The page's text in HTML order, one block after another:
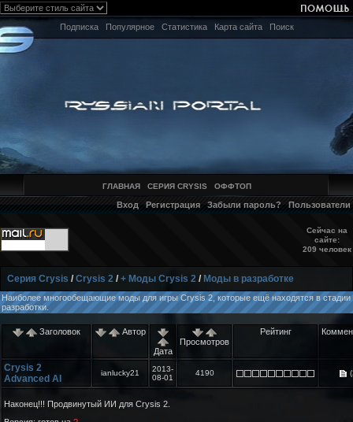
Подписка Популярное Статистика Карта сайта Поиск
ГЛАВНАЯ СЕРИЯ CRYSIS ОФФТОП
Вход Регистрация Забыли пароль? Пользователи
Сейчас на
сайте:
209 человек
Серия Crysis /Crysis 2 /+ Моды Crysis 2 / Моды в разработке
Наиболее многообещающие моды для игры Crysis 2, которые ещё находятся в стадии
разработки.
Заголовок Автор
Дата
Просмотров
Рейтинг
Crysis 2
Advanced AI
ianlucky21
2013-
08-01
4190
Наконец!!! Продвинутый ИИ для Crysis 2.